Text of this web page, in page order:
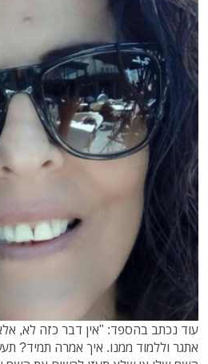
עוד נכתב בהספד: "אין דבר כזה לא,
אתגר וללמוד ממנו. איך אמרה תמיד?